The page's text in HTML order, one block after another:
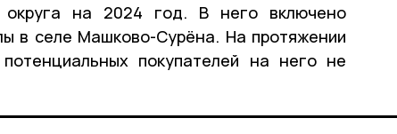
округа на 2024 год. В него включено
в селе Машково-Сурёна. На протяжении
покупателей на него не